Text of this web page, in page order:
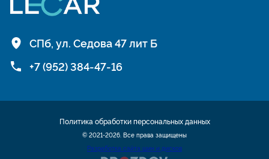
СПб, ул. Седова 47 лит Б
+7 (952) 384-47-16
© 2021-2026. Все права защищены
Разработка сайта шин и дисков
Политика обработки персональных данных